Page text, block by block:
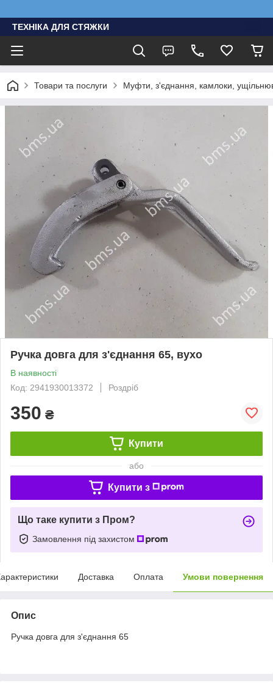
ТЕХНІКА ДЛЯ СТЯЖКИ
Товари та послуги Муфти, з'єднання, камлоки,
Ручка довга для з'єднання 65, вухо
В наявності
Код: 2941930013372
Роздріб
350 ₴
Купити
або
Купити з
Що таке купити з Пром?
Замовлення під захистом
Доставка Оплата Умови повернення
Опис
Ручка довга для з'єднання 65